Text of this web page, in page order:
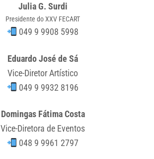
Julia G. Surdi
Presidente do XXV FECART
049 9 9908 5998
Eduardo José de Sá
Vice-Diretor Artístico
049 9 9932 8196
Domingas Fátima Costa
Vice-Diretora de Eventos
048 9 9961 2797